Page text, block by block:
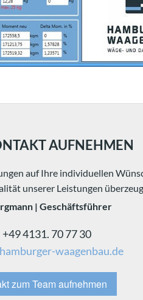
AUFNEHMEN
auf Ihre individuellen
unserer Leistungen
| Geschäftsführer
+49 4131. 70 77 30
waagenbau.de
zum Team aufnehmen